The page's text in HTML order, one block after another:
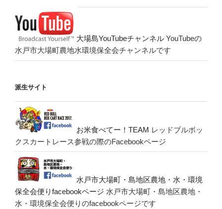
大場島YouTubeチャンネル YouTubeの
水戸市大場町農地水環境保全会チャンネルです
派生サイト
お米食べてー！TEAM レッドブルボッ
クスカートレース参戦の際のFacebookページ
水戸市大場町・島地区農地・水・環境
保全会便りfacebookページ 水戸市大場町・島地区農地・
水・環境保全会便りのfacebookページです